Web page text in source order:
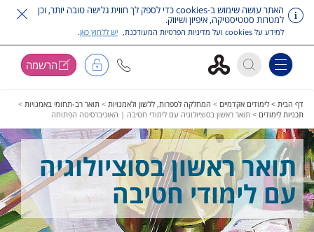
האתר עושה שימוש ב-cookies כדי לספק לך חווית גלישה טובה יותר, וכן
למטרות סטטיסטיקה, איפיון ושיווק.
למידע על cookies ועל מדיניות הפרטיות המעודכנת, יש ללחוץ כאן.
Toggle navigation הרשמה
דף הבית > לימודים אקדמיים > המחלקה לספרות, ללשון ולאמנויות > תואר רב-תחומי באמנויות >
תכניות לימודים > תואר ראשון בסוציולוגיה עם לימודי חטיבה | האוניברסיטה הפתוחה
תואר ראשון בסוציולוגיה
עם לימודי חטיבה